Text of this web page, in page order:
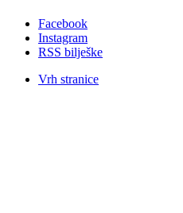
Facebook
Instagram
RSS bilješke
Vrh stranice